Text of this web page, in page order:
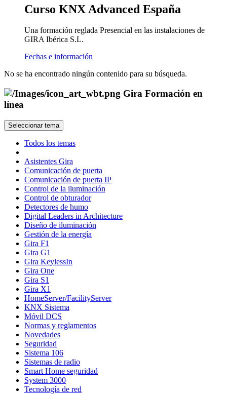
Curso KNX Advanced España
Una formación reglada Presencial en las instalaciones de
GIRA Ibérica S.L.
Fechas e información
No se ha encontrado ningún contenido para su búsqueda.
Gira Formación en
línea
Seleccionar tema
Todos los temas
Asistentes Gira
Comunicación de puerta
Comunicación de puerta IP
Control de la iluminación
Control de obturador
Detectores de humo
Digital Leaders in Architecture
Diseño de iluminación
Gestión de la energía
Gira F1
Gira G1
Gira KeylessIn
Gira One
Gira S1
Gira X1
HomeServer/FacilityServer
KNX Sistema
Móvil DCS
Normas y reglamentos
Novedades
Seguridad
Sistema 106
Sistemas de radio
Smart Home seguridad
System 3000
Tecnología de red